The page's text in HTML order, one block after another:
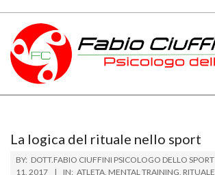
content
PSICOLOGO
SPORT
TOSCANA
MenuLa logica del rituale nello sport
BY: DOTT.FABIO CIUFFINI PSICOLOGO DELLO SPORT
11, 2017
IN: ATLETA, MENTAL TRAINING, RITUALE